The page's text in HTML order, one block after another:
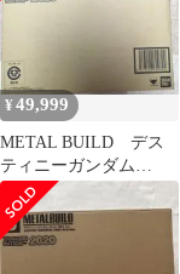
¥49,999
METAL BUILD デス
ティニーガンダム
SOUL RED Ver.